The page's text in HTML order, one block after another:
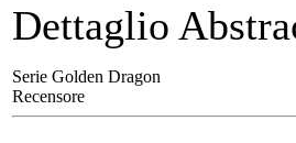
Dettaglio
Serie Golden Dragon
Recensore